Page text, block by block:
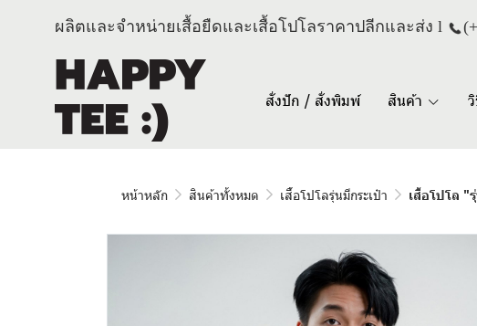
ผลิตและจำหน่ายเสื้อยืดและเสื้อโปโลราคาปลีกและส่ง l
สั่งปัก / สั่งพิมพ์ สินค้า
หน้าหลัก สินค้าทั้งหมด เสื้อโปโลรุ่นมีกระเป๋า เสื้อโปโล "